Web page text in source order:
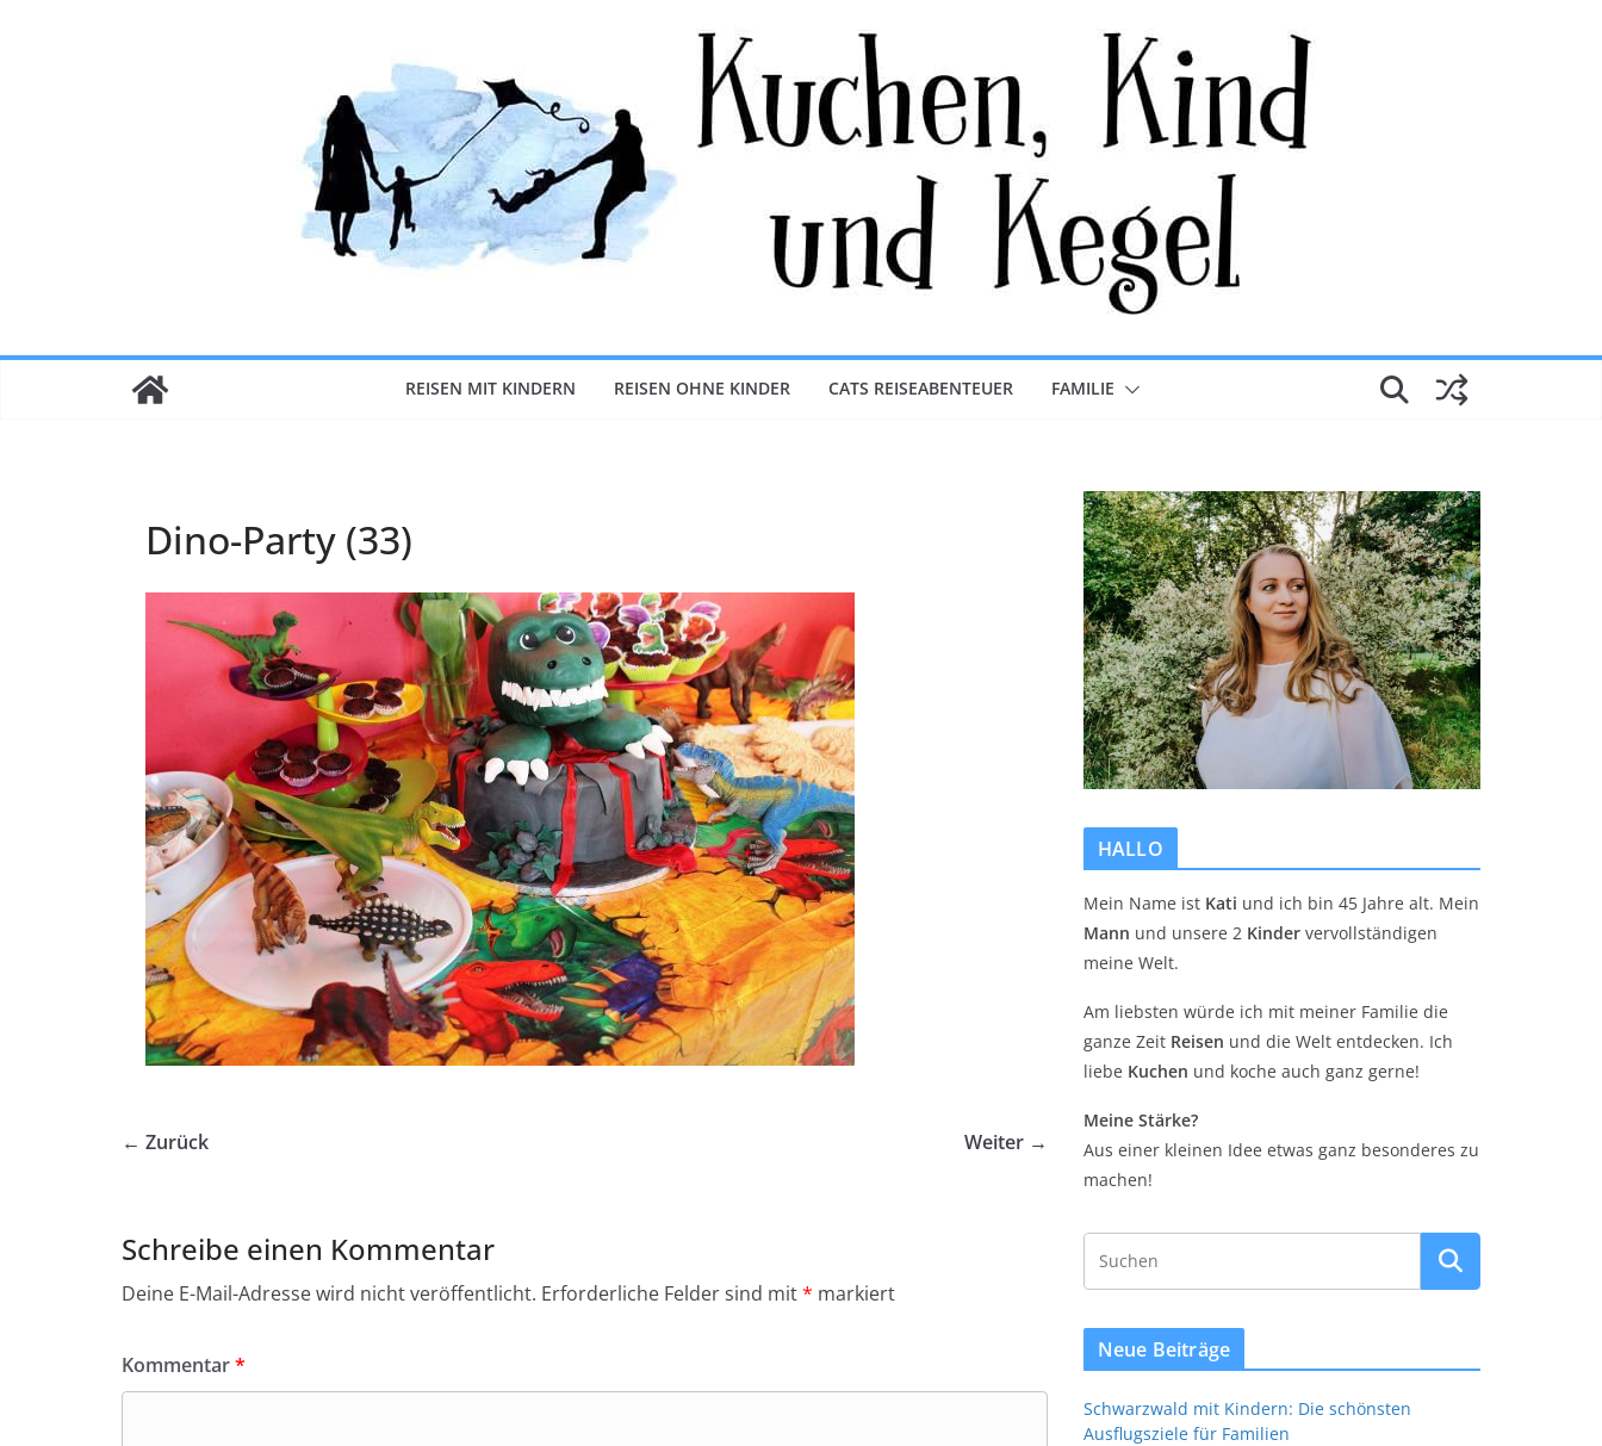
REISEN MIT KINDERN REISEN OHNE KINDER CATS REISEABENTEUER FAMILIE
Dino-Party (33)
← Zurück Weiter →
Schreibe einen Kommentar
Deine E-Mail-Adresse wird nicht veröffentlicht. Erforderliche Felder sind mit* markiert
Kommentar*
HALLO
Mein Name ist Kati und ich bin 45 Jahre alt. Mein
Mann und unsere 2 Kinder vervollständigen
meine Welt.
Am liebsten würde ich mit meiner Familie die
ganze Zeit Reisen und die Welt entdecken. Ich
liebe Kuchen und koche auch ganz gerne!
Meine Stärke?
Aus einer kleinen Idee etwas ganz besonderes zu
machen!
Neue Beiträge
Schwarzwald mit Kindern: Die schönsten
Ausflugsziele für Familien